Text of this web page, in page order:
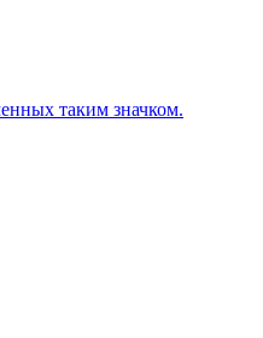
таким значком.